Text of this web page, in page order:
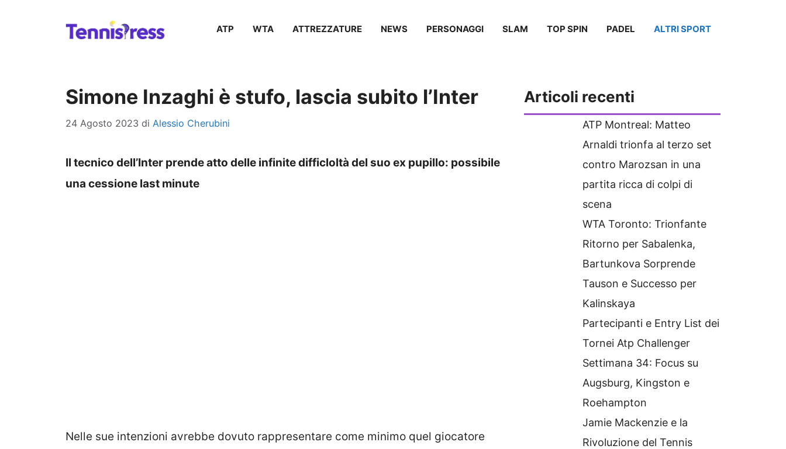
ATP WTA ATTREZZATURE NEWS PERSONAGGI SLAM TOP SPIN PADEL ALTRI SPORT
Simone Inzaghi è stufo, lascia subito l’Inter
24 Agosto 2023 di Alessio Cherubini
Il tecnico dell’Inter prende atto delle infinite difficloltà del suo ex pupillo: possibile
una cessione last minute
Nelle sue intenzioni avrebbe dovuto rappresentare come minimo quel giocatore
Articoli recenti
ATP Montreal: Matteo
Arnaldi trionfa al terzo set
contro Marozsan in una
partita ricca di colpi di
scena
WTA Toronto: Trionfante
Ritorno per Sabalenka,
Bartunkova Sorprende
Tauson e Successo per
Kalinskaya
Partecipanti e Entry List dei
Tornei Atp Challenger
Settimana 34: Focus su
Augsburg, Kingston e
Roehampton
Jamie Mackenzie e la
Rivoluzione del Tennis